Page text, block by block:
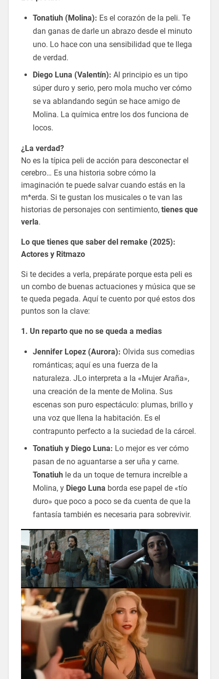
Tonatiuh (Molina): Es el corazón de la peli. Te
dan ganas de darle un abrazo desde el minuto
uno. Lo hace con una sensibilidad que te llega
de verdad.
Diego Luna (Valentín): Al principio es un tipo
súper duro y serio, pero mola mucho ver cómo
se va ablandando según se hace amigo de
Molina. La química entre los dos funciona de
locos.
¿La verdad?
No es la típica peli de acción para desconectar el
cerebro… Es una historia sobre cómo la
imaginación te puede salvar cuando estás en la
m*erda. Si te gustan los musicales o te van las
historias de personajes con sentimiento, tienes que
verla.
Lo que tienes que saber del remake (2025):
Actores y Ritmazo
Si te decides a verla, prepárate porque esta peli es
un combo de buenas actuaciones y música que se
te queda pegada. Aquí te cuento por qué estos dos
puntos son la clave:
1. Un reparto que no se queda a medias
Jennifer Lopez (Aurora): Olvida sus comedias
románticas; aquí es una fuerza de la
naturaleza. JLo interpreta a la «Mujer Araña»,
una creación de la mente de Molina. Sus
escenas son puro espectáculo: plumas, brillo y
una voz que llena la habitación. Es el
contrapunto perfecto a la suciedad de la cárcel.
Tonatiuh y Diego Luna: Lo mejor es ver cómo
pasan de no aguantarse a ser uña y carne.
Tonatiuhle da un toque de ternura increíble a
Molina, y Diego Luna borda ese papel de «tío
duro» que poco a poco se da cuenta de que la
fantasía también es necesaria para sobrevivir.